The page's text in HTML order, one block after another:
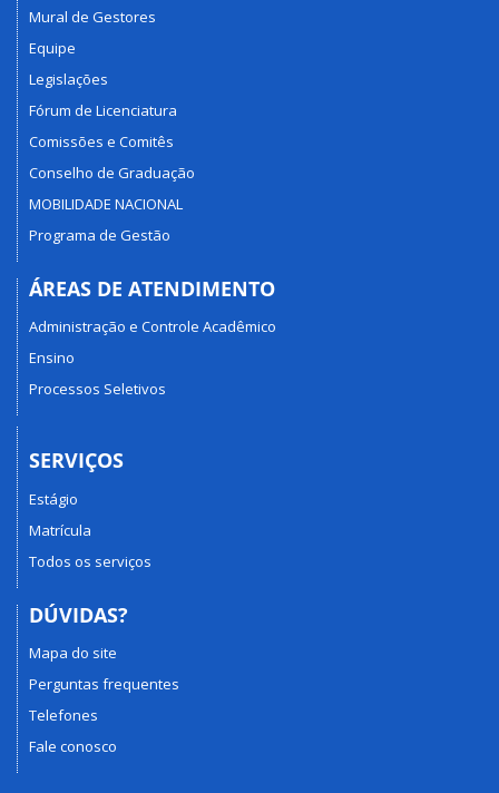
Mural de Gestores
Equipe
Legislações
Fórum de Licenciatura
Comissões e Comitês
Conselho de Graduação
MOBILIDADE NACIONAL
Programa de Gestão
ÁREAS DE ATENDIMENTO
Administração e Controle Acadêmico
Ensino
Processos Seletivos
SERVIÇOS
Estágio
Matrícula
Todos os serviços
DÚVIDAS?
Mapa do site
Perguntas frequentes
Telefones
Fale conosco